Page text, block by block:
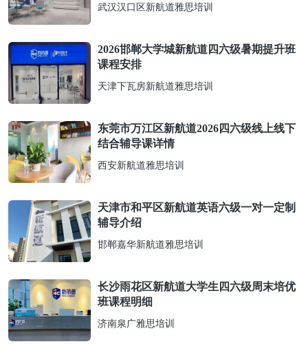
武汉汉口区新航道雅思培训
2026邯郸大学城新航道四六级暑期提升班
课程安排
天津下瓦房新航道雅思培训
东莞市万江区新航道2026四六级线上线下
结合辅导课详情
西安新航道雅思培训
天津市和平区新航道英语六级一对一定制
辅导介绍
邯郸嘉华新航道雅思培训
长沙雨花区新航道大学生四六级周末培优
班课程明细
济南泉广雅思培训